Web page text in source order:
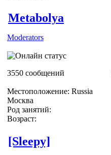
Metabolya
Moderators
3550 сообщений
Местоположение: Russia
Москва
Род занятий:
Возраст:
[Sleepy]